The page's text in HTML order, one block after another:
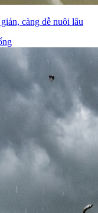
càng dễ nuôi lâu